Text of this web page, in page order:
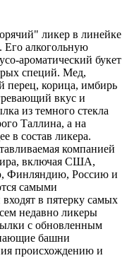
ликер в линейке
Его алкогольную
ароматический букет
специй. Мед,
перец, корица, имбирь
вкус и
из темного стекла
Таллина, а на
в состав ликера.
компанией
включая США,
Финляндию, Россию и
самыми
в пятерку самых
недавно ликеры
с обновленным
башни
происхождению и